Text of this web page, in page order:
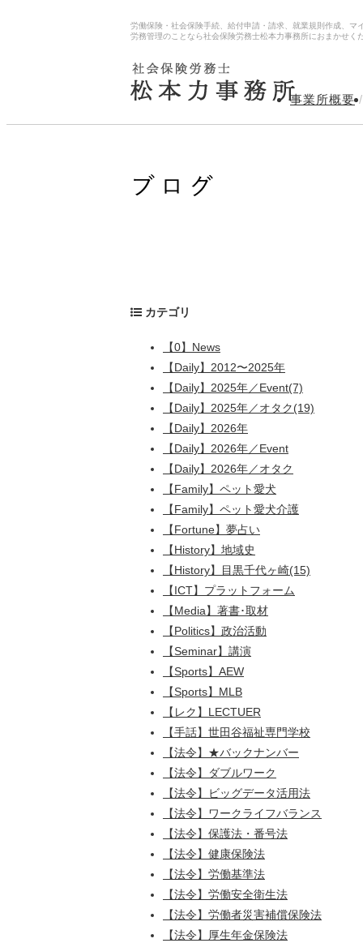
労働保険・社会保険手続、給付申請・請求、就業規則作成、マ
労務管理のことなら社会保険労務士松本力事務所におまかせく
事業所概要 /
カテゴリ
【0】News
【Daily】2012〜2025年
【Daily】2025年／Event(7)
【Daily】2025年／オタク(19)
【Daily】2026年
【Daily】2026年／Event
【Daily】2026年／オタク
【Family】ペット愛犬
【Family】ペット愛犬介護
【Fortune】夢占い
【History】地域史
【History】目黒千代ヶ崎(15)
【ICT】プラットフォーム
【Media】著書･取材
【Politics】政治活動
【Seminar】講演
【Sports】AEW
【Sports】MLB
【レク】LECTUER
【手話】世田谷福祉専門学校
【法令】★バックナンバー
【法令】ダブルワーク
【法令】ビッグデータ活用法
【法令】ワークライフバランス
【法令】保護法・番号法
【法令】健康保険法
【法令】労働基準法
【法令】労働安全衛生法
【法令】労働者災害補償保険法
【法令】厚生年金保険法